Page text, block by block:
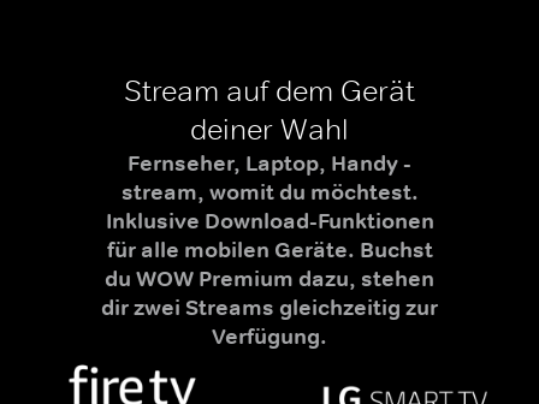
Stream auf dem Gerät
deiner Wahl
Fernseher, Laptop, Handy -
stream, womit du möchtest.
Inklusive Download-Funktionen
für alle mobilen Geräte. Buchst
du WOW Premium dazu, stehen
dir zwei Streams gleichzeitig zur
Verfügung.